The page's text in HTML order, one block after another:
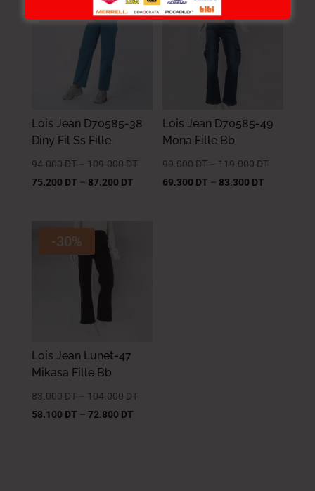
Lois Jean D70585-38
Diny Fil Ss Fille.
94.000 DT– 109.000 DT
75.200 DT – 87.200 DT
-30%
Lois Jean D70585-49
Mona Fille Bb
99.000 DT 119.000 DT
69.300 DT – 83.300 DT
-30%
Lois Jean Lunet-47
Mikasa Fille Bb
83.000 DT– 104.000 DT
58.100 DT – 72.800 DT